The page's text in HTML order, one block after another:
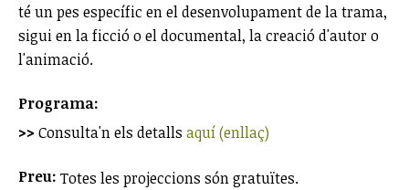
té un pes específic en el desenvolupament de la trama,
sigui en la ficció o el documental, la creació d'autor o
l'animació.
Programa:
>> Consulta'n els detalls aquí (enllaç)
Preu: Totes les projeccions són gratuïtes.